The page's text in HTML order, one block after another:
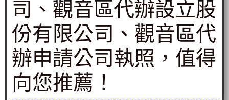
司、觀音區代辦設立股
份有限公司、觀音區代
辦申請公司執照，值得
向您推薦！